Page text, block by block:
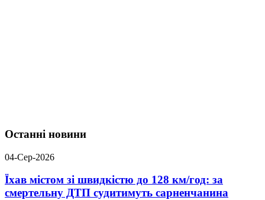
Останні новини
04-Сер-2026
Їхав містом зі швидкістю до 128 км/год: за
смертельну ДТП судитимуть сарненчанина